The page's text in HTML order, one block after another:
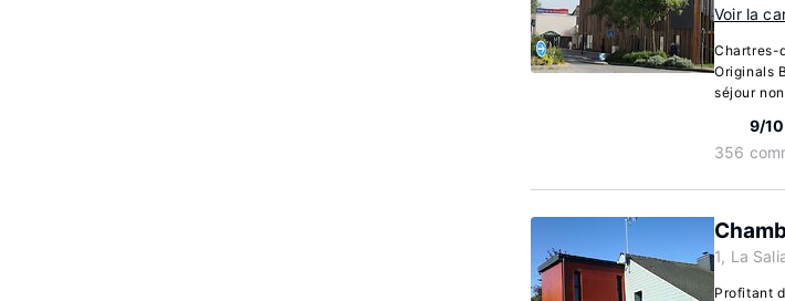
Voir la
Chartres-
Originals
séjour
9/10
356
1, La
Profitant